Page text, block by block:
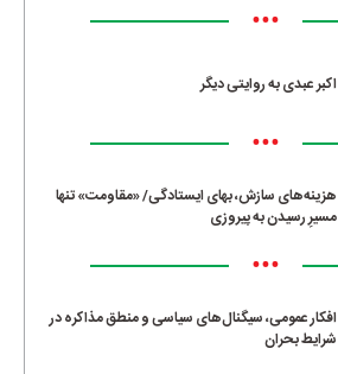
•••
اکبر عبدی به روایتی دیگر
•••
هزینه‌های سازش، بهای ایستادگی/ «مقاومت» تنها
مسیرِ رسیدن به پیروزی
•••
افکار عمومی، سیگنال‌های سیاسی و منطق مذاکره در
شرایط بحران